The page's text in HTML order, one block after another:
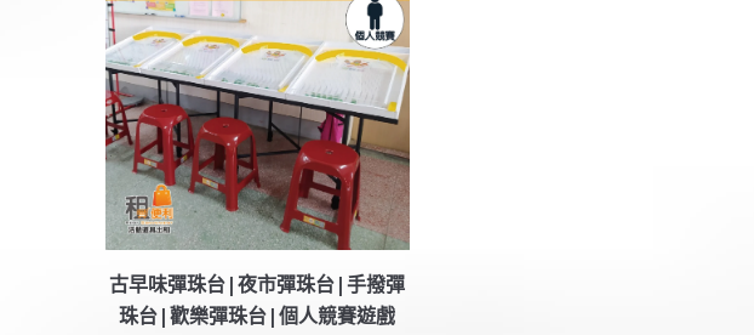
古早味彈珠台|夜市彈珠台|手撥彈
珠台|歡樂彈珠台|個人競賽遊戲